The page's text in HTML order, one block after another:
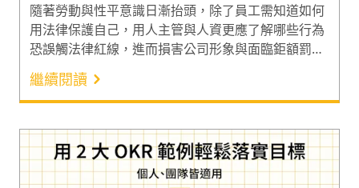
隨著勞動與性平意識日漸抬頭，除了員工需知道如何
用法律保護自己，用人主管與人資更應了解哪些行為
恐誤觸法律紅線，進而損害公司形象與面臨鉅額罰
款！因此，言果學習攜手具備法官背景的「黃杰」與
經營《律師談吉他》等法律普及社群的「雷皓明」，
2 位喆律法律事務所的主持律師在 8 月 27 日於犇亞
會議中心舉辦「職場必修的法律常識」人資體驗班。
透過多個真實的判決案例與職場常見情境，讓人資夥
伴快速掌握勞資議題的預防與事後處理要點，遠離無
心觸法的風險。
繼續閱讀